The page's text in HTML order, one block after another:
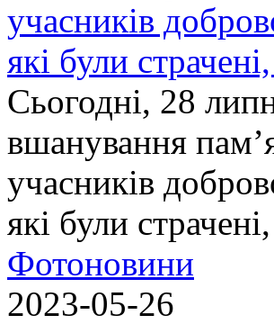
учасників
які були
Сьогодні, 28
вшанування
учасників
які були
Фотоновини
2023-05-26